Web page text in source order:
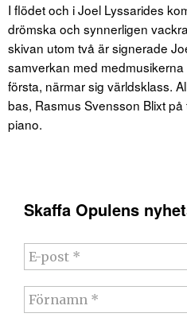
I flödet och i Joel Lyssarides
drömska och synnerligen
skivan utom två är signerade
samverkan med
första, närmar sig världsklass.
bas, Rasmus Svensson Blixt
piano.
Skaffa Opulens